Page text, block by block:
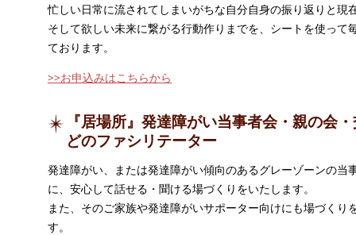
忙しい日常に流されてしまいがちな自分自身の振り返りと現
そして欲しい未来に繋がる行動作りまでを、シートを使って
ております。
>>お申込みはこちらから
『居場所』発達障がい当事者会・親の会
どのファシリテーター
発達障がい、または発達障がい傾向のあるグレーゾーンの当
に、安心して話せる・聞ける場づくりをいたします。
また、そのご家族や発達障がいサポーター向けにも場づくり
す。